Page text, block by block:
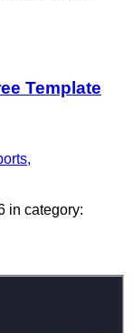
Template
in category: